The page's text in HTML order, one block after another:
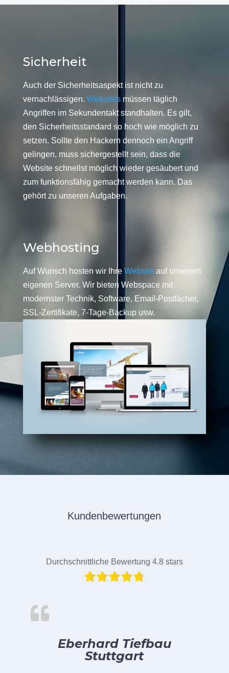
Sicherheit
Auch der Sicherheitsaspekt ist nicht zu
vernachlässigen. Websitesmüssen täglich
Angriffen im Sekundentakt standhalten. Es gilt,
den Sicherheitsstandard so hoch wie möglich zu
setzen. Sollte den Hackern dennoch ein Angriff
gelingen, muss sichergestellt sein, dass die
Website schnellst möglich wieder gesäubert und
zum funktionsfähig gemacht werden kann. Das
gehört zu unseren Aufgaben.
Webhosting
Auf Wunsch hosten wir Ihre Website auf unserem
eigenen Server. Wir bieten Webspace mit
modernster Technik, Software, Email-Postfächer,
SSL-Zertifikate, 7-Tage-Backup usw.
Kundenbewertungen
Durchschnittliche Bewertung 4.8 stars
Eberhard Tiefbau
Stuttgart